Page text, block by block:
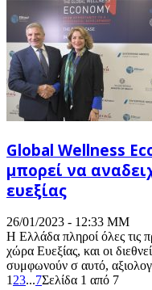
Global Wellness
μπορεί να
ευεξίας
26/01/2023 - 12:33 ΜΜ
Η Ελλάδα πληροί όλες τις
χώρα Ευεξίας, και οι
συμφωνούν σ αυτό,
1 23...7Σελίδα 1 από 7